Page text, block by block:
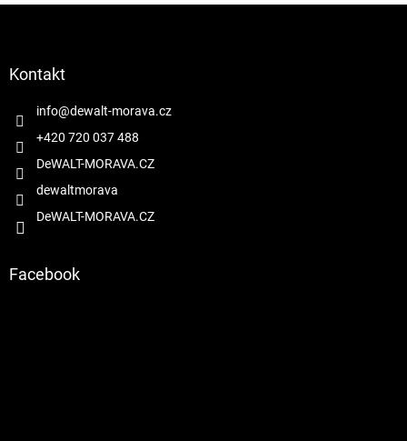
Kontakt
info@dewalt-morava.cz
+420 720 037 488
DeWALT-MORAVA.CZ
dewaltmorava
DeWALT-MORAVA.CZ
Facebook